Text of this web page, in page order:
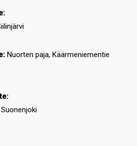
Nuorten paja, Käärmeniementie